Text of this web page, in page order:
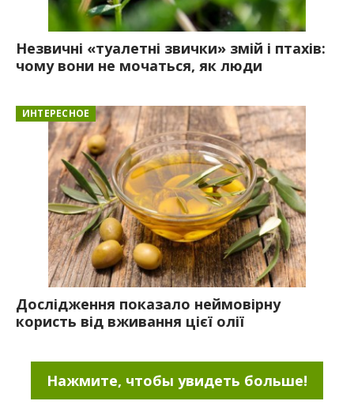
Незвичні «туалетні звички» змій і птахів:
чому вони не мочаться, як люди
ИНТЕРЕСНОЕ
Дослідження показало неймовірну
користь від вживання цієї олії
Нажмите, чтобы увидеть больше!